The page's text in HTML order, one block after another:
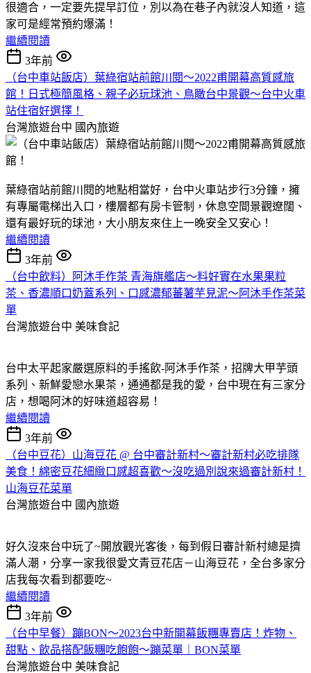
很適合，一定要先提早訂位，別以為在巷子內就沒人知道，這
家可是經常預約爆滿！
繼續閱讀
3年前
（台中車站飯店）葉綠宿站前館川閱～2022甫開幕高質感旅
館！日式極簡風格、親子必玩球池、鳥瞰台中景觀～台中火車
站住宿好選擇！
台灣旅遊台中 國內旅遊
葉綠宿站前館川閱的地點相當好，台中火車站步行3分鐘，擁
有專屬電梯出入口，樓層都有房卡管制，休息空間景觀遼闊、
還有最好玩的球池，大小朋友來住上一晚安全又安心！
繼續閱讀
3年前
（台中飲料）阿沐手作茶 青海旗艦店～料好實在水果果粒
茶、香濃順口奶蓋系列、口感濃郁蕃薯芋見泥～阿沐手作茶菜
單
台灣旅遊台中 美味食記
台中太平起家嚴選原料的手搖飲-阿沐手作茶，招牌大甲芋頭
系列、新鮮愛戀水果茶，通通都是我的愛，台中現在有三家分
店，想喝阿沐的好味道超容易！
繼續閱讀
3年前
（台中豆花）山海豆花 @ 台中審計新村～審計新村必吃排隊
美食！綿密豆花細緻口感超喜歡～沒吃過別說來過審計新村！
山海豆花菜單
台灣旅遊台中 國內旅遊
好久沒來台中玩了~開放觀光客後，每到假日審計新村總是擠
滿人潮，分享一家我很愛文青豆花店－山海豆花，全台多家分
店我每次看到都要吃~
繼續閱讀
3年前
（台中早餐）蹦BON～2023台中新開幕飯糰專賣店！炸物、
甜點、飲品搭配飯糰吃飽飽～蹦菜單｜BON菜單
台灣旅遊台中 美味食記